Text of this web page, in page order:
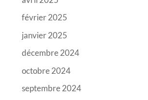
février 2025
janvier 2025
décembre 2024
octobre 2024
septembre 2024